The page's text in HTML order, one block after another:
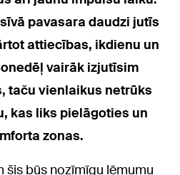
pavasara daudzi jutīs
attiecības, ikdienu un
vairāk izjutīsim
taču vienlaikus netrūks
kas liks pielāgoties un
zonas.
šis būs nozīmīgu lēmumu